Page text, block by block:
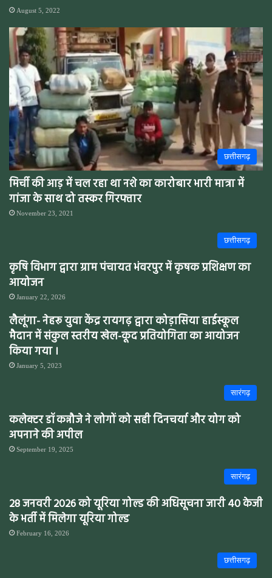
August 5, 2022
छत्तीसगढ़
मिर्ची की आड़ में चल रहा था नशे का कारोबार भारी मात्रा में
गांजा के साथ दो तस्कर गिरफ्तार
November 23, 2021
छत्तीसगढ़
कृषि विभाग द्वारा ग्राम पंचायत भंवरपुर में कृषक प्रशिक्षण का
आयोजन
January 22, 2026
लैलूंगा- नेहरू युवा केंद्र रायगढ़ द्वारा कोड़ासिया हाईस्कूल
मैदान में संकुल स्तरीय खेल-कूद प्रतियोगिता का आयोजन
किया गया ।
January 5, 2023
सारंगढ़
कलेक्टर डॉ कन्नौजे ने लोगों को सही दिनचर्या और योग को
अपनाने की अपील
September 19, 2025
सारंगढ़
28 जनवरी 2026 को यूरिया गोल्ड की अधिसूचना जारी 40 केजी
के भर्ती में मिलेगा यूरिया गोल्ड
February 16, 2026
छत्तीसगढ़